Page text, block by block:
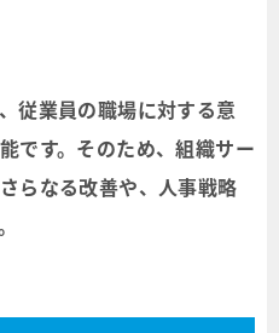
従業員の職場に対する意
です。そのため、組織サー
らなる改善や、人事戦略